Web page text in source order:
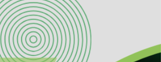
法）部分條文，旨在使盤查作業貼近擴大列管事業
的實際情形，並提供更具彈性的管理方式，以逐步
擴大並強化我國溫室氣體排放源管理，提升治理能
量。本次修正重點如下：